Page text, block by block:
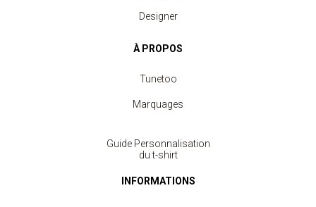
Designer
À PROPOS
Tunetoo
Marquages
Guide Personnalisation
du t-shirt
INFORMATIONS